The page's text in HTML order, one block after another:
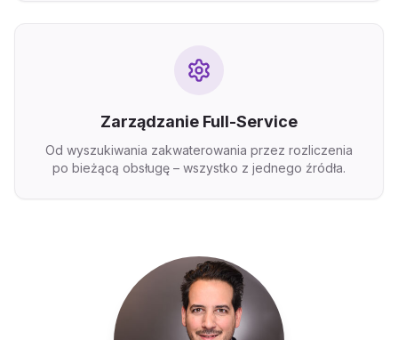
Zarządzanie Full-Service
Od wyszukiwania zakwaterowania przez rozliczenia
po bieżącą obsługę – wszystko z jednego źródła.